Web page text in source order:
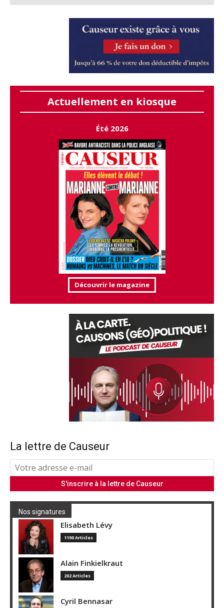
Actuellement en kiosque
Été 2026
Découvrir le magazine
La lettre de Causeur
Nos signatures
Elisabeth Lévy
1190 Articles
Alain Finkielkraut
202 Articles
Cyril Bennasar